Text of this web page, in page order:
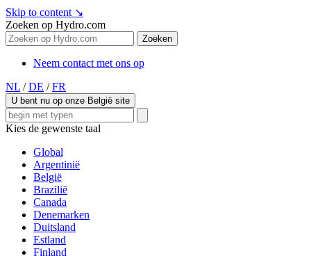
Skip to content ↘
Zoeken op Hydro.com
Zoeken
Neem contact met ons op
NL / DE / FR
U bent nu op onze België site
Kies de gewenste taal
Global
Argentinië
België
Brazilië
Canada
Denemarken
Duitsland
Estland
Finland